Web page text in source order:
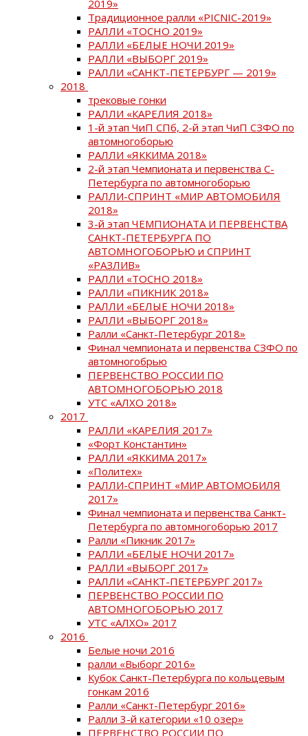
2019»
Традиционное ралли «PICNIC-2019»
РАЛЛИ «ТОСНО 2019»
РАЛЛИ «БЕЛЫЕ НОЧИ 2019»
РАЛЛИ «ВЫБОРГ 2019»
РАЛЛИ «САНКТ-ПЕТЕРБУРГ — 2019»
2018
трековые гонки
РАЛЛИ «КАРЕЛИЯ 2018»
1-й этап ЧиП СПб, 2-й этап ЧиП СЗФО по
автомногоборью
РАЛЛИ «ЯККИМА 2018»
2-й этап Чемпионата и первенства С-
Петербурга по автомногоборью
РАЛЛИ-СПРИНТ «МИР АВТОМОБИЛЯ
2018»
3-й этап ЧЕМПИОНАТА И ПЕРВЕНСТВА
САНКТ-ПЕТЕРБУРГА ПО
АВТОМНОГОБОРЬЮ и СПРИНТ
«РАЗЛИВ»
РАЛЛИ «ТОСНО 2018»
РАЛЛИ «ПИКНИК 2018»
РАЛЛИ «БЕЛЫЕ НОЧИ 2018»
РАЛЛИ «ВЫБОРГ 2018»
Ралли «Санкт-Петербург 2018»
Финал чемпионата и первенства СЗФО по
автомногобрью
ПЕРВЕНСТВО РОССИИ ПО
АВТОМНОГОБОРЬЮ 2018
УТС «АЛХО 2018»
2017
РАЛЛИ «КАРЕЛИЯ 2017»
«Форт Константин»
РАЛЛИ «ЯККИМА 2017»
«Политех»
РАЛЛИ-СПРИНТ «МИР АВТОМОБИЛЯ
2017»
Финал чемпионата и первенства Санкт-
Петербурга по автомногоборью 2017
Ралли «Пикник 2017»
РАЛЛИ «БЕЛЫЕ НОЧИ 2017»
РАЛЛИ «ВЫБОРГ 2017»
РАЛЛИ «САНКТ-ПЕТЕРБУРГ 2017»
ПЕРВЕНСТВО РОССИИ ПО
АВТОМНОГОБОРЬЮ 2017
УТС «АЛХО» 2017
2016
Белые ночи 2016
ралли «Выборг 2016»
Кубок Санкт-Петербурга по кольцевым
гонкам 2016
Ралли «Санкт-Петербург 2016»
Ралли 3-й категории «10 озер»
ПЕРВЕНСТВО РОССИИ ПО